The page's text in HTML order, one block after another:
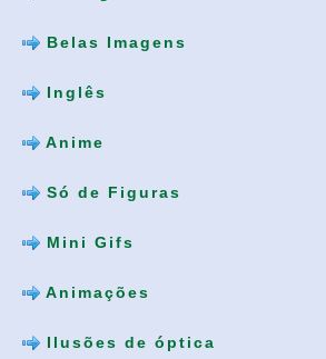
Belas Imagens
Inglês
Anime
Só de Figuras
Mini Gifs
Animações
Ilusões de óptica